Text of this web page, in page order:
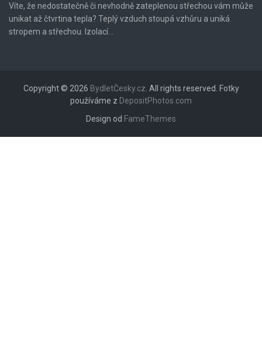
Víte, že nedostatečně či nevhodně zateplenou střechou vám může
unikat až čtvrtina tepla? Teplý vzduch stoupá vzhůru a uniká
stropem a střechou. Izolací...
Copyright © 2026 BydletČesky.cz . All rights reserved. Fotky
používáme z DepositPhotos.com
Design od FameThemes